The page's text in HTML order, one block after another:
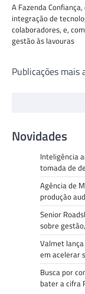
A Fazenda
integração de
colaboradores, e,
gestão às lavouras
Navegação
Publicações mais
Novidades
Inteligência
tomada de
Agência de
produção
Senior
sobre
Valmet
em acelerar
Busca por
bater a cifra